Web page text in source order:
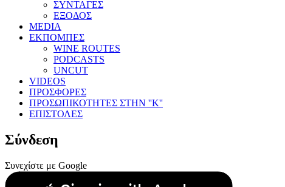
ΣΥΝΤΑΓΕΣ
ΕΞΟΔΟΣ
MEDIA
ΕΚΠΟΜΠΕΣ
WINE ROUTES
PODCASTS
UNCUT
VIDEOS
ΠΡΟΣΦΟΡΕΣ
ΠΡΟΣΩΠΙΚΟΤΗΤΕΣ ΣΤΗΝ ''Κ''
ΕΠΙΣΤΟΛΕΣ
Σύνδεση
Συνεχίστε με Google